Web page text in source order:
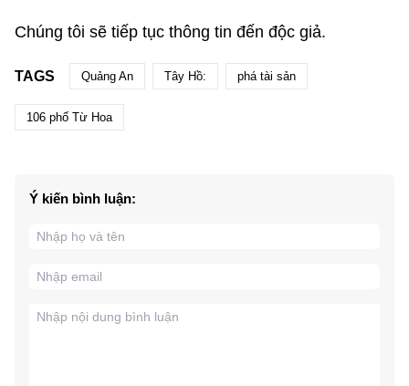
Chúng tôi sẽ tiếp tục thông tin đến độc giả.
TAGS Quảng An Tây Hồ: phá tài sản
106 phố Từ Hoa
Ý kiến bình luận: